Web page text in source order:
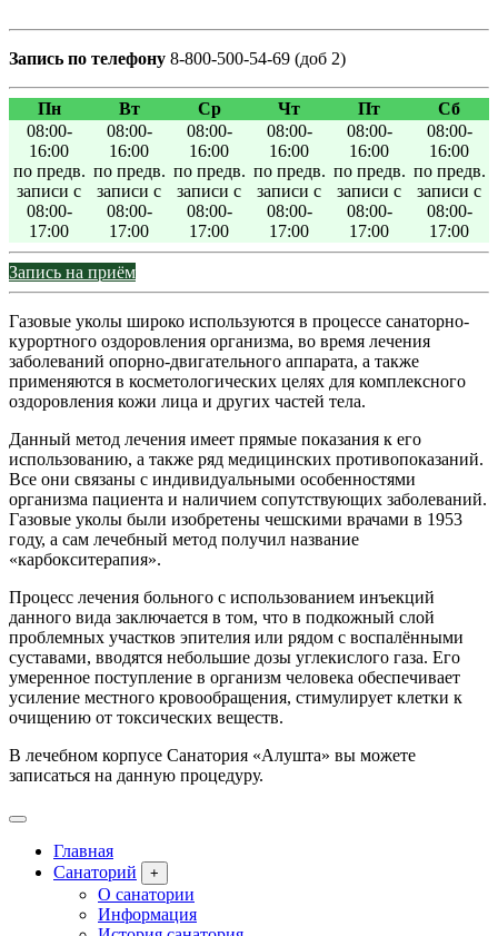
Запись по телефону 8-800-500-54-69 (доб 2)
Пн Вт Ср Чт Пт
Сб
08:00-
16:00
по предв.
записи с
08:00-
17:00
08:00-
16:00
по предв.
записи с
08:00-
17:00
08:00-
16:00
по предв.
записи с
08:00-
17:00
08:00-
16:00
по предв.
записи с
08:00-
17:00
08:00-
16:00
по предв.
записи с
08:00-
17:00
08:00-
16:00
по предв.
записи с
08:00-
17:00
Запись на приём
Газовые уколы широко используются в процессе санаторно-
курортного оздоровления организма, во время лечения
заболеваний опорно-двигательного аппарата, а также
применяются в косметологических целях для комплексного
оздоровления кожи лица и других частей тела.
Данный метод лечения имеет прямые показания к его
использованию, а также ряд медицинских противопоказаний.
Все они связаны с индивидуальными особенностями
организма пациента и наличием сопутствующих заболеваний.
Газовые уколы были изобретены чешскими врачами в 1953
году, а сам лечебный метод получил название
«карбокситерапия».
Процесс лечения больного с использованием инъекций
данного вида заключается в том, что в подкожный слой
проблемных участков эпителия или рядом с воспалёнными
суставами, вводятся небольшие дозы углекислого газа. Его
умеренное поступление в организм человека обеспечивает
усиление местного кровообращения, стимулирует клетки к
очищению от токсических веществ.
В лечебном корпусе Санатория «Алушта» вы можете
записаться на данную процедуру.
Главная
Санаторий
+
О санатории
Информация